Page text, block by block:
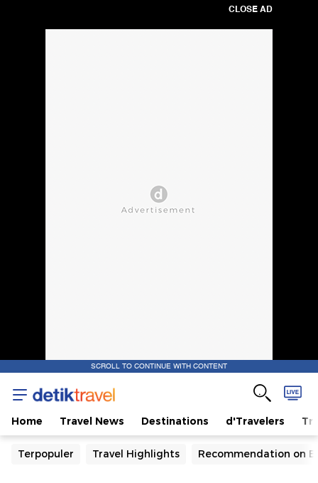
CLOSE AD
SCROLL TO CONTINUE WITH CONTENT
Home Travel News Destinations d'Travelers
Terpopuler Travel Highlights Recommendation on